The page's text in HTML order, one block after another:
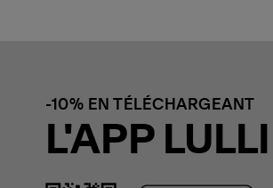
-10% EN TÉLÉCHARGEANT
L'APP LULLI